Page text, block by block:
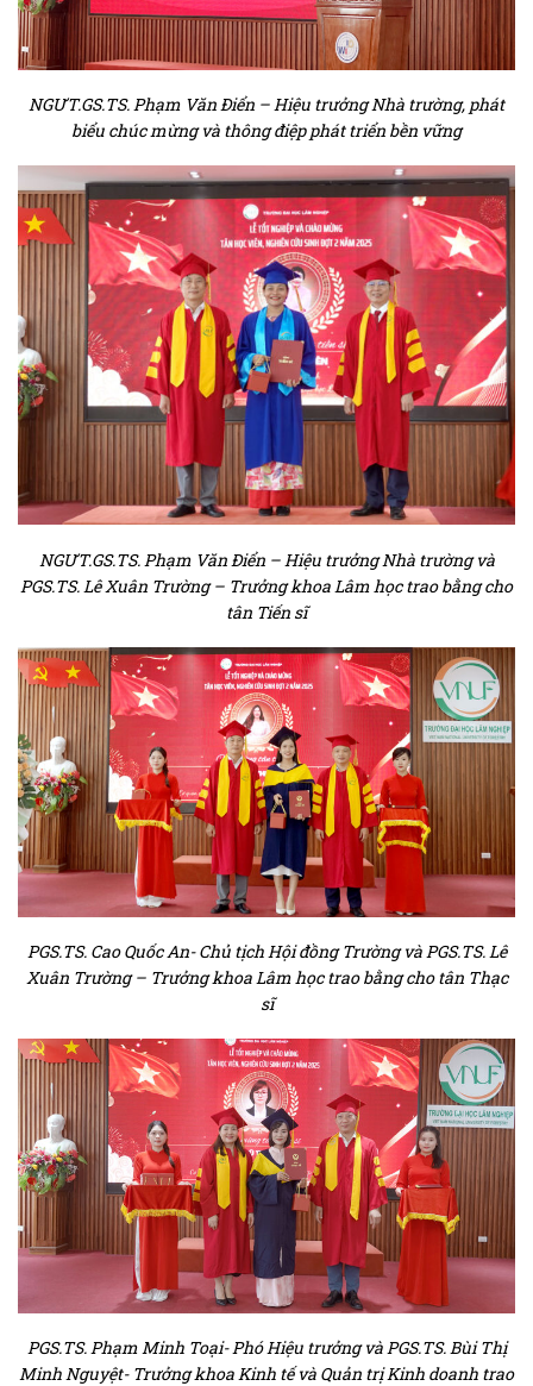
NGƯT.GS.TS. Phạm Văn Điển – Hiệu trưởng Nhà trường, phát
biểu chúc mừng và thông điệp phát triển bền vững
NGƯT.GS.TS. Phạm Văn Điển – Hiệu trưởng Nhà trường và
PGS.TS. Lê Xuân Trường – Trưởng khoa Lâm học trao bằng cho
tân Tiến sĩ
PGS.TS. Cao Quốc An- Chủ tịch Hội đồng Trường và PGS.TS. Lê
Xuân Trường – Trưởng khoa Lâm học trao bằng cho tân Thạc
sĩ
PGS.TS. Phạm Minh Toại- Phó Hiệu trưởng và PGS.TS. Bùi Thị
Minh Nguyệt- Trưởng khoa Kinh tế và Quản trị Kinh doanh trao